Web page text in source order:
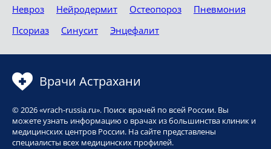
Невроз
Нейродермит Остеопороз
Пневмония
Псориаз
Синусит Энцефалит
Врачи Астрахани
© 2026 «vrach-russia.ru». Поиск врачей по всей России. Вы
можете узнать информацию о врачах из большинства клиник и
медицинских центров России. На сайте представлены
специалисты всех медицинских профилей.